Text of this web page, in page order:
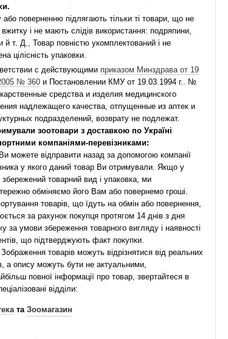
або поверненню підлягають тільки ті товари, що не
і не мають слідів використання: подряпини,
й т. Д., Товар повністю укомплектований і не
цілісність упаковки.
с действующими приказом Минздрава от 19
№ 360и Постановлении КМУ от 19.03.1994 г.. №
средства и изделия медицинского
надлежащего качества, отпущенные из аптек и
подразделений, возврату не подлежат.
зоотовари з доставкою по Україні
компаніями-перевізниками:
можете відправити назад за допомогою компанії
у якого даний товар Ви отримували. Якщо у
збережений товарний вид і упаковка, ми
обміняємо його Вам або повернемо гроші.
товарів, що їдуть на обмін або повернення,
за рахунок покупця протягом 14 днів з дня
за умови збереження товарного вигляду і наявності
що підтверджують факт покупки.
Зображення товарів можуть відрізнятися від реальних
а опису можуть бути не актуальними,
повної інформації про товар, звертайтеся в
відділи:
та Зоомагазин